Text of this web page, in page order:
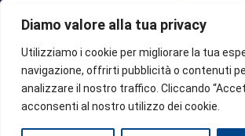
Diamo valore alla tua privacy
Utilizziamo i cookie per migliorare la tua
navigazione, offrirti pubblicità o contenuti
analizzare il nostro traffico. Cliccando
acconsenti al nostro utilizzo dei cookie.
Privacy•Cookie Policy•
Copyright © 2024Confindustria Serbia.